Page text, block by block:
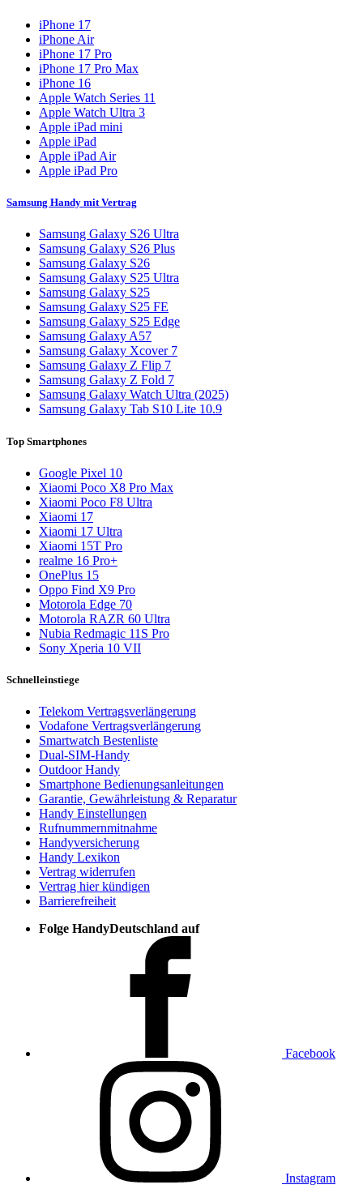
iPhone 17
iPhone Air
iPhone 17 Pro
iPhone 17 Pro Max
iPhone 16
Apple Watch Series 11
Apple Watch Ultra 3
Apple iPad mini
Apple iPad
Apple iPad Air
Apple iPad Pro
Samsung Handy mit Vertrag
Samsung Galaxy S26 Ultra
Samsung Galaxy S26 Plus
Samsung Galaxy S26
Samsung Galaxy S25 Ultra
Samsung Galaxy S25
Samsung Galaxy S25 FE
Samsung Galaxy S25 Edge
Samsung Galaxy A57
Samsung Galaxy Xcover 7
Samsung Galaxy Z Flip 7
Samsung Galaxy Z Fold 7
Samsung Galaxy Watch Ultra (2025)
Samsung Galaxy Tab S10 Lite 10.9
Top Smartphones
Google Pixel 10
Xiaomi Poco X8 Pro Max
Xiaomi Poco F8 Ultra
Xiaomi 17
Xiaomi 17 Ultra
Xiaomi 15T Pro
realme 16 Pro+
OnePlus 15
Oppo Find X9 Pro
Motorola Edge 70
Motorola RAZR 60 Ultra
Nubia Redmagic 11S Pro
Sony Xperia 10 VII
Schnelleinstiege
Telekom Vertragsverlängerung
Vodafone Vertragsverlängerung
Smartwatch Bestenliste
Dual-SIM-Handy
Outdoor Handy
Smartphone Bedienungsanleitungen
Garantie, Gewährleistung & Reparatur
Handy Einstellungen
Rufnummernmitnahme
Handyversicherung
Handy Lexikon
Vertrag widerrufen
Vertrag hier kündigen
Barrierefreiheit
Folge HandyDeutschland auf
Facebook
Instagram